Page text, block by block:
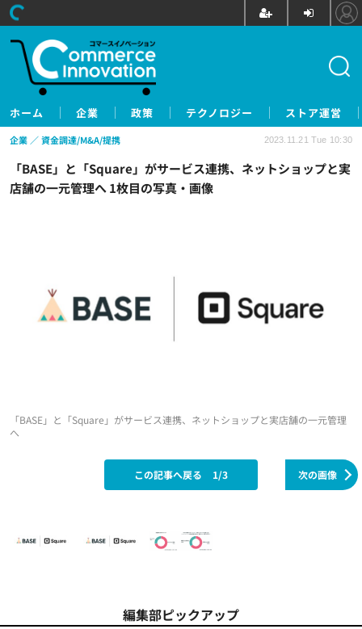
ホーム 企業 政策 テクノロジー ストア運営
「BASE」と「Square」がサービス連携、ネットショップと実
店舗の一元管理へ 1枚目の写真・画像
企業 資金調達/M&A/提携 2023.11.21 Tue 10:30
「BASE」と「Square」がサービス連携、ネットショップと実店舗の一元管理
へ
次の画像
この記事へ戻る 1/3
編集部ピックアップ